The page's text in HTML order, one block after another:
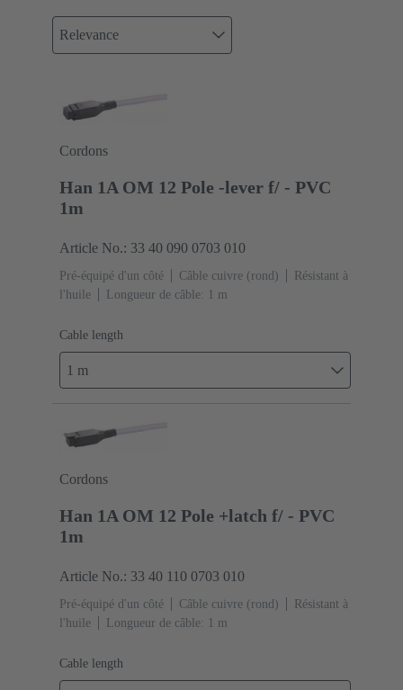
Relevance
Cordons
Han 1A OM 12 Pole -lever f/ - PVC
1m
Article No.: 33 40 090 0703 010
Pré-équipé d'un côté Câble cuivre (rond)
Résistant à
l'huile
Longueur de câble: 1 m
Cable length
1 m
Cordons
Han 1A OM 12 Pole +latch f/ - PVC
1m
Article No.: 33 40 110 0703 010
Pré-équipé d'un côté Câble cuivre (rond)
Résistant à
l'huile
Longueur de câble: 1 m
Cable length